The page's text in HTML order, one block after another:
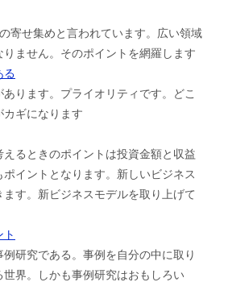
寄せ集めと言われています。広い領域
ません。そのポイントを網羅します
る
ります。プライオリティです。どこ
ギになります
るときのポイントは投資金額と収益
イントとなります。新しいビジネス
す。新ビジネスモデルを取り上げて
研究である。事例を自分の中に取り
界。しかも事例研究はおもしろい